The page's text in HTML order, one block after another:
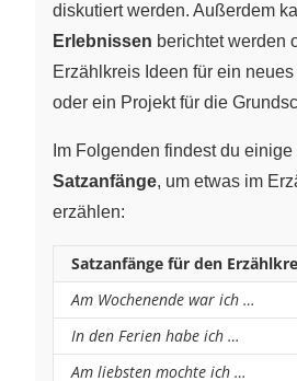
diskutiert werden. Außerdem
Erlebnissen berichtet werden
Erzählkreis Ideen für ein
oder ein Projekt für die
Im Folgenden findest du einige
Satzanfänge, um etwas im
erzählen:
Satzanfänge für den
Am Wochenende war ich …
In den Ferien habe ich …
Am liebsten mochte ich …